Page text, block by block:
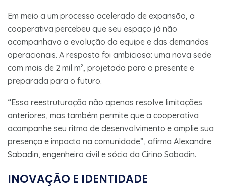
Em meio a um processo acelerado de expansão, a
cooperativa percebeu que seu espaço já não
acompanhava a evolução da equipe e das demandas
operacionais. A resposta foi ambiciosa: uma nova sede
com mais de 2 mil m², projetada para o presente e
preparada para o futuro.
“Essa reestruturação não apenas resolve limitações
anteriores, mas também permite que a cooperativa
acompanhe seu ritmo de desenvolvimento e amplie sua
presença e impacto na comunidade”, afirma Alexandre
Sabadin, engenheiro civil e sócio da Cirino Sabadin.
INOVAÇÃO E IDENTIDADE